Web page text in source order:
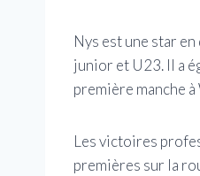
Nys est une star
junior et U23. Il a
première manche
Les victoires
premières sur la